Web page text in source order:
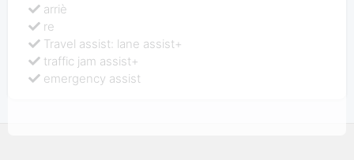
arriè
re
Travel assist: lane assist+
traffic jam assist+
emergency assist